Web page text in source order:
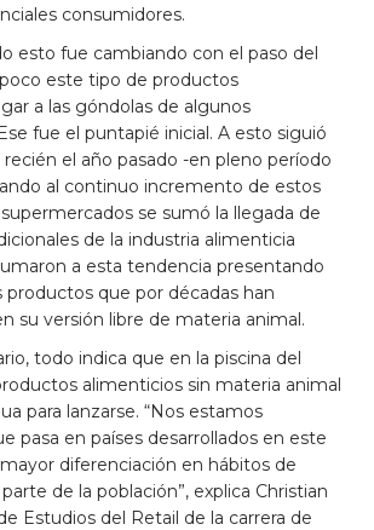
consumidores.
esto fue cambiando con el paso del
este tipo de productos
a las góndolas de algunos
fue el puntapié inicial. A esto siguió
el año pasado -en pleno período
al continuo incremento de estos
se sumó la llegada de
de la industria alimenticia
a esta tendencia presentando
productos que por décadas han
su versión libre de materia animal.
todo indica que en la piscina del
alimenticios sin materia animal
para lanzarse. “Nos estamos
pasa en países desarrollados en este
diferenciación en hábitos de
de la población”, explica Christian
Estudios del Retail de la carrera de